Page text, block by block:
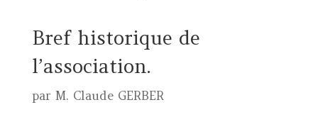
Bref historique de
l’association.
par M. Claude GERBER